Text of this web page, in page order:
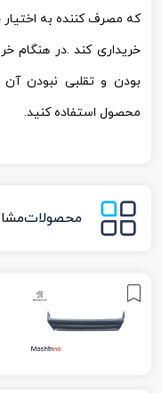
که مصرف کننده به اختیار
خریداری کند .در هنگام
بودن و تقلبی نبودن
محصول استفاده کنید.
محصولات